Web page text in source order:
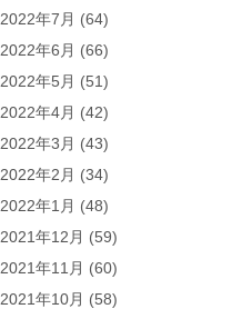
2022年7月 (64)
2022年6月 (66)
2022年5月 (51)
2022年4月 (42)
2022年3月 (43)
2022年2月 (34)
2022年1月 (48)
2021年12月 (59)
2021年11月 (60)
2021年10月 (58)